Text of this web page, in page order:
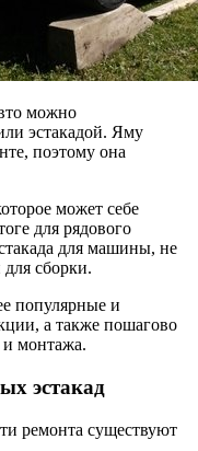
можно
эстакадой. Яму
поэтому она
может себе
для рядового
для машины, не
сборки.
популярные и
а также пошагово
монтажа.
эстакад
ремонта существуют